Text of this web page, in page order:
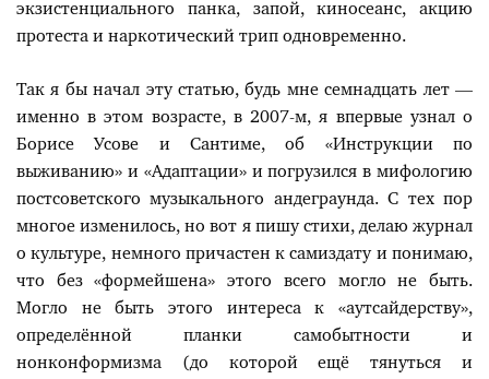
экзистенциального панка, запой, киносеанс, акцию
протеста и наркотический трип одновременно.
Так я бы начал эту статью, будь мне семнадцать лет —
именно в этом возрасте, в 2007-м, я впервые узнал о
Борисе Усове и Сантиме, об «Инструкции по
выживанию» и «Адаптации» и погрузился в мифологию
постсоветского музыкального андеграунда. С тех пор
многое изменилось, но вот я пишу стихи, делаю журнал
о культуре, немного причастен к самиздату и понимаю,
что без «формейшена» этого всего могло не быть.
Могло не быть этого интереса к «аутсайдерству»,
определённой планки самобытности и
нонконформизма (до которой ещё тянуться и